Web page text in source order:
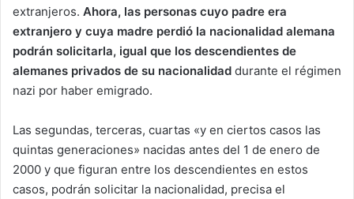
extranjeros. Ahora, las personas cuyo padre era
extranjero y cuya madre perdió la nacionalidad alemana
podrán solicitarla, igual que los descendientes de
alemanes privados de su nacionalidad durante el régimen
nazi por haber emigrado.
Las segundas, terceras, cuartas «y en ciertos casos las
quintas generaciones» nacidas antes del 1 de enero de
2000 y que figuran entre los descendientes en estos
casos, podrán solicitar la nacionalidad, precisa el